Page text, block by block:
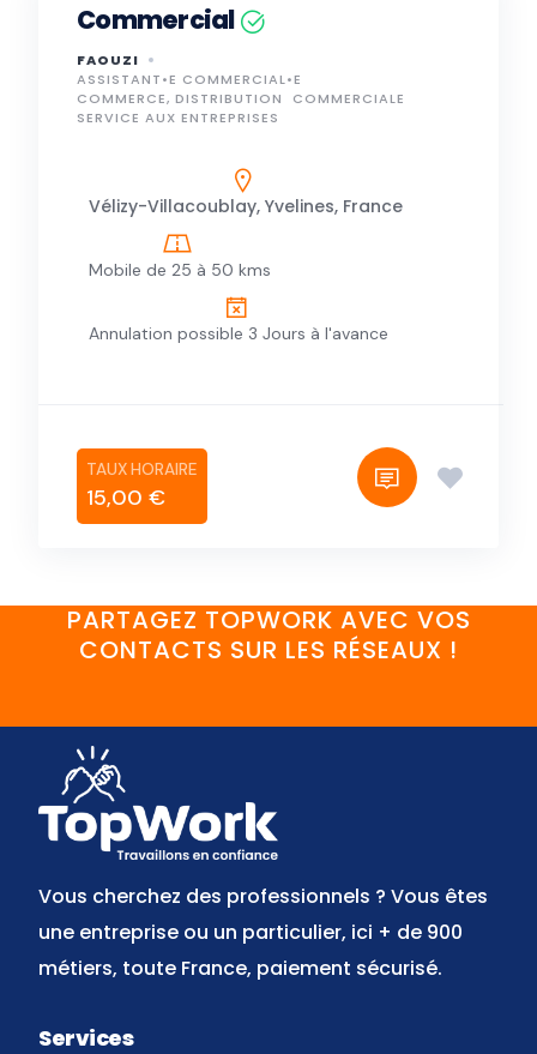
Commercial
FAOUZI
ASSISTANT•E COMMERCIAL•E
COMMERCE, DISTRIBUTION
COMMERCIALE
SERVICE AUX ENTREPRISES
Vélizy-Villacoublay, Yvelines, France
Mobile de 25 à 50 kms
Annulation possible 3 Jours à l'avance
15,00 €
PARTAGEZ TOPWORK AVEC VOS
CONTACTS SUR LES RÉSEAUX !
Vous cherchez des professionnels ? Vous êtes
une entreprise ou un particulier, ici + de 900
métiers, toute France, paiement sécurisé.
Services